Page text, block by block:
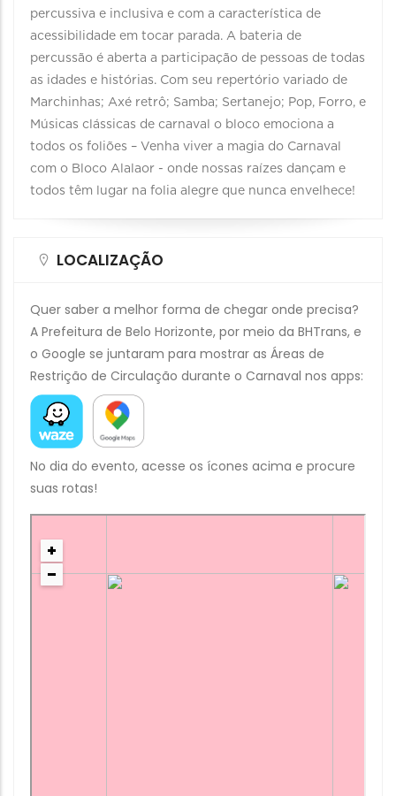
percussiva e inclusiva e com a característica de
acessibilidade em tocar parada. A bateria de
percussão é aberta a participação de pessoas de todas
as idades e histórias. Com seu repertório variado de
Marchinhas; Axé retrô; Samba; Sertanejo; Pop, Forro, e
Músicas clássicas de carnaval o bloco emociona a
todos os foliões – Venha viver a magia do Carnaval
com o Bloco Alalaor - onde nossas raízes dançam e
todos têm lugar na folia alegre que nunca envelhece!
LOCALIZAÇÃO
Quer saber a melhor forma de chegar onde precisa?
A Prefeitura de Belo Horizonte, por meio da BHTrans, e
o Google se juntaram para mostrar as Áreas de
Restrição de Circulação durante o Carnaval nos apps:
No dia do evento, acesse os ícones acima e procure
suas rotas!